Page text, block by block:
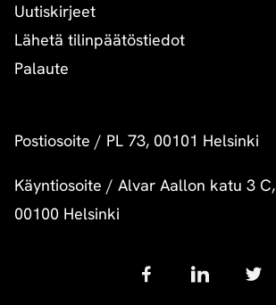
Uutiskirjeet
Lähetä tilinpäätöstiedot
Palaute
Postiosoite / PL 73, 00101 Helsinki
Käyntiosoite / Alvar Aallon katu 3 C,
00100 Helsinki